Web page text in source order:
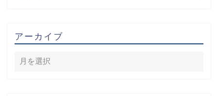
アーカイブ